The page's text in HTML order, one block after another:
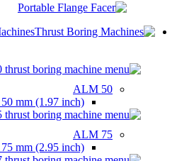
ALM 50
50 mm (1.97 inch)
ALM 75
75 mm (2.95 inch)